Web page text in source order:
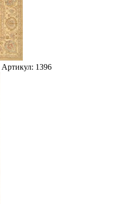
Артикул: 1396